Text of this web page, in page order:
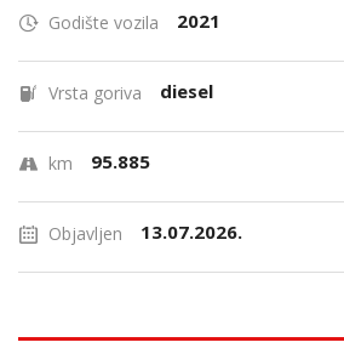
Godište vozila 2021
Vrsta goriva diesel
km 95.885
Objavljen 13.07.2026.